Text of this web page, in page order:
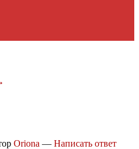
Oriona — Написать ответ